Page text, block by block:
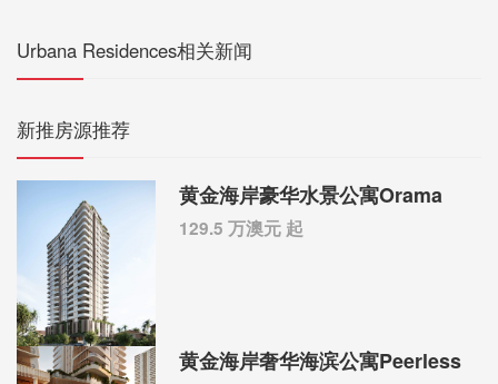
Urbana Residences相关新闻
新推房源推荐
黄金海岸豪华水景公寓Orama
129.5 万澳元 起
黄金海岸奢华海滨公寓Peerless